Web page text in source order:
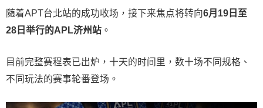
随着APT台北站的成功收场，接下来焦点将转向6月 19 日至
28 日举行的APL济州站 。
目前完整赛程表已出炉，十天的时间里，数十场不同规格、
不同玩法的赛事轮番登场。